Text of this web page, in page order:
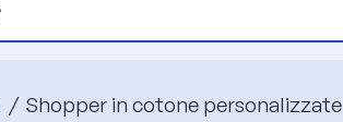
Shopper in cotone personalizzate